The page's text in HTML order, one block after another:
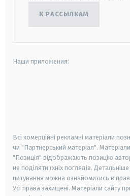
К РАССЫЛКАМ
Наши приложения:
Всі комерційні рекламні матеріали
чи "Партнерський матеріал".
"Позиція" відображають позицію
не поділяти їхніх поглядів.
цитування можна ознайомитись в
Усі права захищені. Матеріали сайту